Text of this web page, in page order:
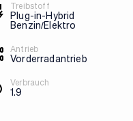
Treibstoff
Plug-in-Hybrid
Benzin/Elektro
Antrieb
Vorderradantrieb
Verbrauch
1.9